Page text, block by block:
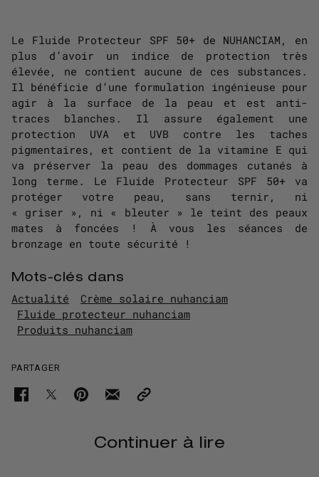
Le Fluide Protecteur SPF 50+ de NUHANCIAM, en
plus d’avoir un indice de protection très
élevée, ne contient aucune de ces substances.
Il bénéficie d’une formulation ingénieuse pour
agir à la surface de la peau et est anti-
traces blanches. Il assure également une
protection UVA et UVB contre les taches
pigmentaires, et contient de la vitamine E qui
va préserver la peau des dommages cutanés à
long terme. Le Fluide Protecteur SPF 50+ va
protéger votre peau, sans ternir, ni
« griser », ni « bleuter » le teint des peaux
mates à foncées ! À vous les séances de
bronzage en toute sécurité !
Mots-clés dans
Actualité
Crème solaire nuhanciam
Fluide protecteur nuhanciam
Produits nuhanciam
PARTAGER
Continuer à lire